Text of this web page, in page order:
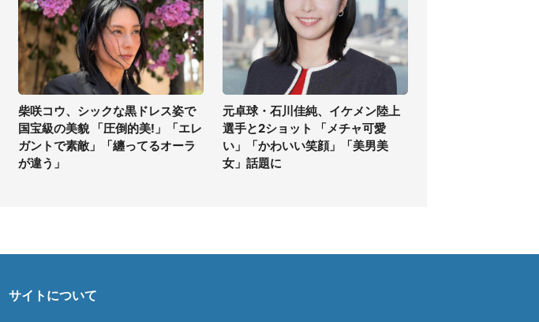
柴咲コウ、シックな黒ドレス姿で
国宝級の美貌 「圧倒的美!」「エレ
ガントで素敵」「纏ってるオーラ
が違う」
元卓球・石川佳純、イケメン陸上
選手と2ショット 「メチャ可愛
い」「かわいい笑顔」「美男美
女」話題に
サイトについて